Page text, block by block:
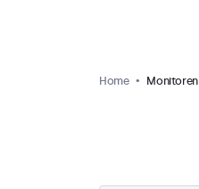
Home Monitoren